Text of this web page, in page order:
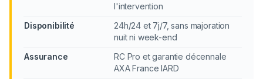
l'intervention
Disponibilité
24h/24 et 7j/7, sans majoration
nuit ni week-end
Assurance
RC Pro et garantie décennale
AXA France IARD